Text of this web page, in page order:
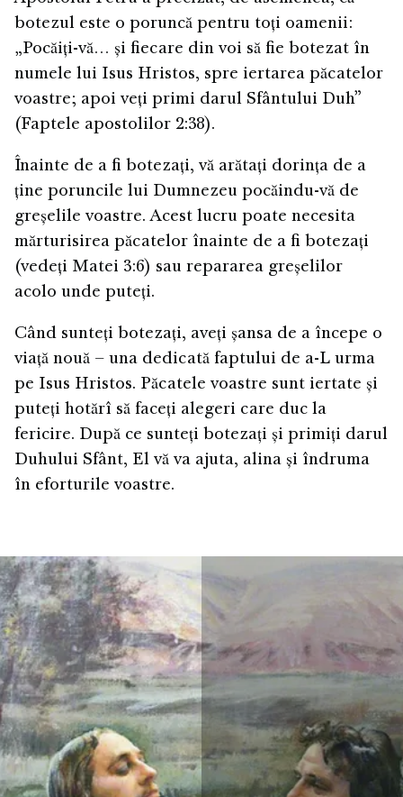
botezul este o poruncă pentru toți oamenii:
„Pocăiți-vă… și fiecare din voi să fie botezat în
numele lui Isus Hristos, spre iertarea păcatelor
voastre; apoi veți primi darul Sfântului Duh”
(Faptele apostolilor 2:38).
Înainte de a fi botezați, vă arătați dorința de a
ține poruncile lui Dumnezeu pocăindu-vă de
greșelile voastre. Acest lucru poate necesita
mărturisirea păcatelor înainte de a fi botezați
(vedeți Matei 3:6) sau repararea greșelilor
acolo unde puteți.
Când sunteți botezați, aveți șansa de a începe o
viață nouă – una dedicată faptului de a-L urma
pe Isus Hristos. Păcatele voastre sunt iertate și
puteți hotărî să faceți alegeri care duc la
fericire. După ce sunteți botezați și primiți darul
Duhului Sfânt, El vă va ajuta, alina și îndruma
în eforturile voastre.